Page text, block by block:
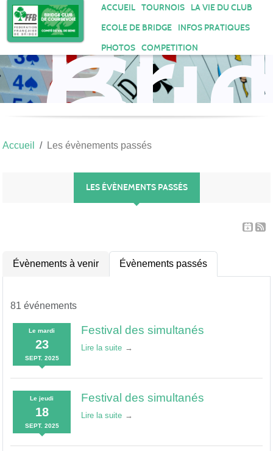
ACCUEIL TOURNOIS
LA VIE DU CLUB
ECOLE DE BRIDGE
INFOS PRATIQUES
PHOTOS
COMPETITION
de
Accueil Les évènements passés
LES ÉVÈNEMENTS PASSÉS
Évènements à venir Évènements passés
81 événements
Lemardi
23
SEPT. 2025
Festival des simultanés
Lire la suite
Lejeudi
18
SEPT. 2025
Festival des simultanés
Lire la suite
Panneau de gestion des cookies